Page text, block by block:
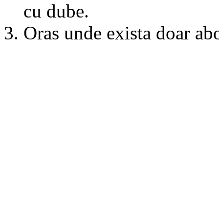
cu dube.
Oras unde exista doar